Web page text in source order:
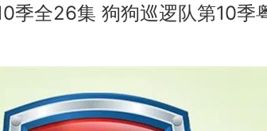
季全26集 狗狗巡逻队第10季